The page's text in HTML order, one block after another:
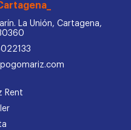
La Unión, Cartagena,
Rent